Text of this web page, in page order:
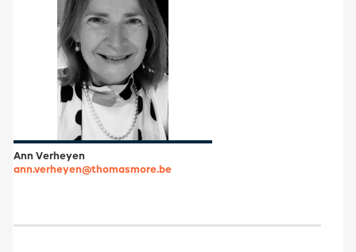
Ann Verheyen
ann.verheyen@thomasmore.be